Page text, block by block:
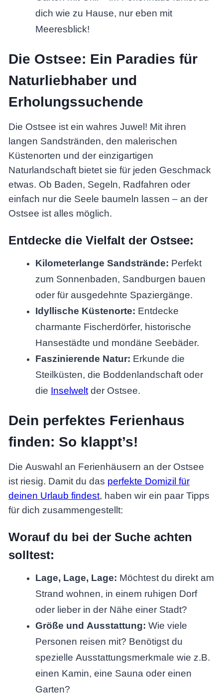
dich wie zu Hause, nur eben mit
Meeresblick!
Die Ostsee: Ein Paradies für
Naturliebhaber und
Erholungssuchende
Die Ostsee ist ein wahres Juwel! Mit ihren
langen Sandstränden, den malerischen
Küstenorten und der einzigartigen
Naturlandschaft bietet sie für jeden Geschmack
etwas. Ob Baden, Segeln, Radfahren oder
einfach nur die Seele baumeln lassen – an der
Ostsee ist alles möglich.
Entdecke die Vielfalt der Ostsee:
Kilometerlange Sandstrände: Perfekt
zum Sonnenbaden, Sandburgen bauen
oder für ausgedehnte Spaziergänge.
Idyllische Küstenorte: Entdecke
charmante Fischerdörfer, historische
Hansestädte und mondäne Seebäder.
Faszinierende Natur: Erkunde die
Steilküsten, die Boddenlandschaft oder
die Inselwelt der Ostsee.
Dein perfektes Ferienhaus
finden: So klappt’s!
Die Auswahl an Ferienhäusern an der Ostsee
ist riesig. Damit du das perfekte Domizil für
deinen Urlaub findest, haben wir ein paar Tipps
für dich zusammengestellt:
Worauf du bei der Suche achten
solltest:
Lage, Lage, Lage: Möchtest du direkt am
Strand wohnen, in einem ruhigen Dorf
oder lieber in der Nähe einer Stadt?
Größe und Ausstattung: Wie viele
Personen reisen mit? Benötigst du
spezielle Ausstattungsmerkmale wie z.B.
einen Kamin, eine Sauna oder einen
Garten?